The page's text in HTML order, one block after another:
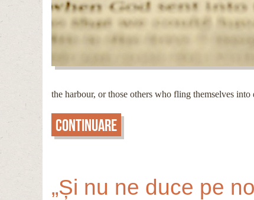
the harbour, or those others who fling themselves into
Continuare
„Și nu ne duce pe